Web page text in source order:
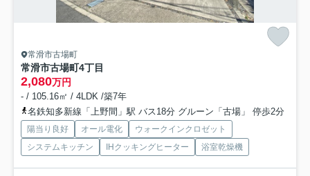
常滑市古場町
常滑市古場町4丁目
2,080万円
- / 105.16㎡ / 4LDK /築7年
名鉄知多新線「上野間」駅 バス18分 グルーン「古場」 停歩2分
陽当り良好 オール電化
ウォークインクロゼット
システムキッチン
IHクッキングヒーター 浴室乾燥機